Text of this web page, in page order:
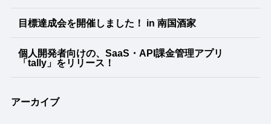
目標達成会を開催しました！ in 南国酒家
個人開発者向けの、SaaS・API課金管理アプリ
「tally」をリリース！
アーカイブ